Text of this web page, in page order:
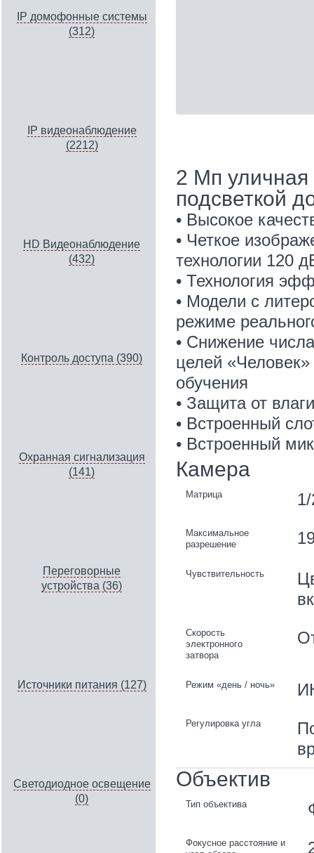
IP домофонные системы
(312)
IP видеонаблюдение
(2212)
HD Видеонаблюдение
(432)
Контроль доступа (390)
Охранная сигнализация
(141)
Переговорные
устройства (36)
Источники питания (127)
Светодиодное освещение
(0)
2 Мп уличная
подсветкой
• Высокое
• Четкое
технологии 120
• Технология
• Модели с
режиме
• Снижение
целей
обучения
• Защита от
• Встроенный
• Встроенный
Камера
Матрица
Максимальное
разрешение
Чувствительность
Скорость
электронного
затвора
Режим «день / ночь»
Регулировка угла
Объектив
Тип объектива
Фокусное расстояние и